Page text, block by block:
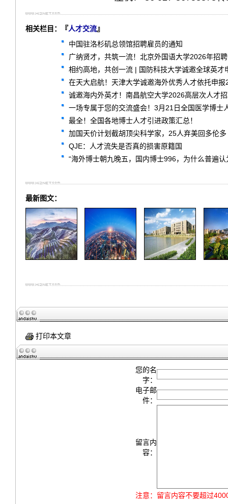
相关栏目：『人才交流』
中国驻洛杉矶总领馆招聘雇员的通知
广纳贤才，共筑一流！北京外国语大学2026年招
相约高地，共创一流 | 国防科技大学诚邀全球英才
在天大启航！天津大学诚邀海外优秀人才依托申
诚邀海内外英才！南昌航空大学2026高层次人才
一场专属于您的交流盛会！3月21日全国医学博士
最全！全国各地博士人才引进政策汇总！
加国天价计划截胡顶尖科学家，25人弃美回多伦多
QJE：人才流失是否真的损害原籍国
“海外博士朝九晚五，国内博士996，为什么普遍
最新图文：
打印本文章
您的名
字：
电子邮
件：
留言内
容：
注意： 留言内容不要超过